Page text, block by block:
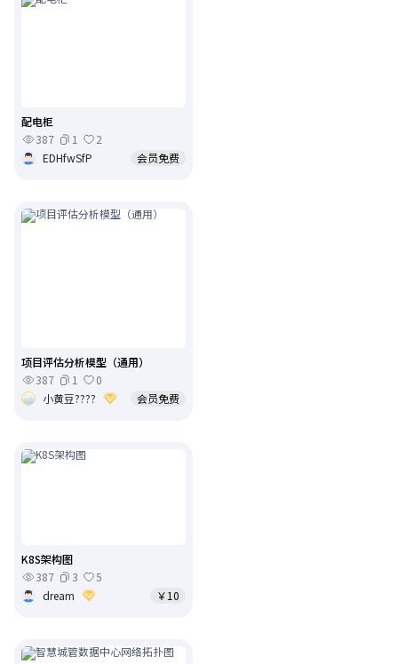
配电柜
387
1
2
EDHfwSfP
会员免费
项目评估分析模型（通用）
387
1
0
小黄豆????
会员免费
K8S架构图
387
3
5
dream
￥10